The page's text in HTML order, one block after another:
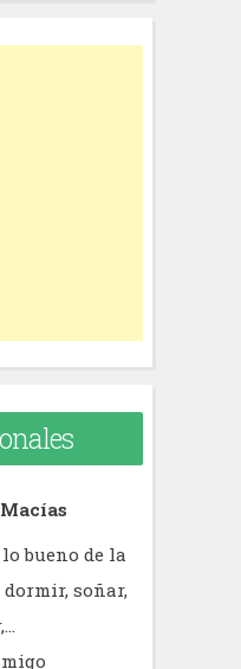
bueno de la
dormir, soñar,